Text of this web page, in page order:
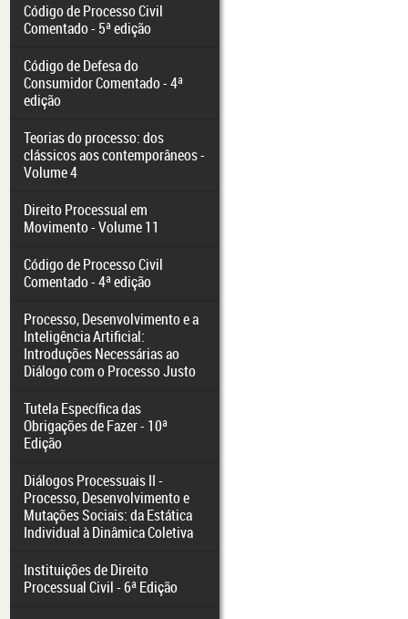
Código de Processo Civil
Comentado - 5ª edição
Código de Defesa do
Consumidor Comentado - 4ª
edição
Teorias do processo: dos
clássicos aos contemporâneos -
Volume 4
Direito Processual em
Movimento - Volume 11
Código de Processo Civil
Comentado - 4ª edição
Processo, Desenvolvimento e a
Inteligência Artificial:
Introduções Necessárias ao
Diálogo com o Processo Justo
Tutela Específica das
Obrigações de Fazer - 10ª
Edição
Diálogos Processuais II -
Processo, Desenvolvimento e
Mutações Sociais: da Estática
Individual à Dinâmica Coletiva
Instituições de Direito
Processual Civil - 6ª Edição